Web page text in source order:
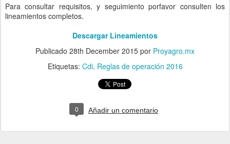
Para consultar requisitos, y seguimiento porfavor consulten los
lineamientos completos.
Descargar Lineamientos
Publicado 28th December 2015 por Proyagro.mx
Etiquetas: Cdi Reglas de operación 2016
0 Añadir un comentario